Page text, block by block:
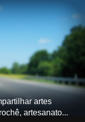
artes
artesanato...